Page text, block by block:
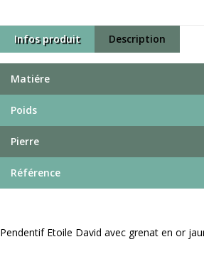
Infos produit Description
Matiére
Poids
Pierre
Référence
Pendentif Etoile David avec grenat en or